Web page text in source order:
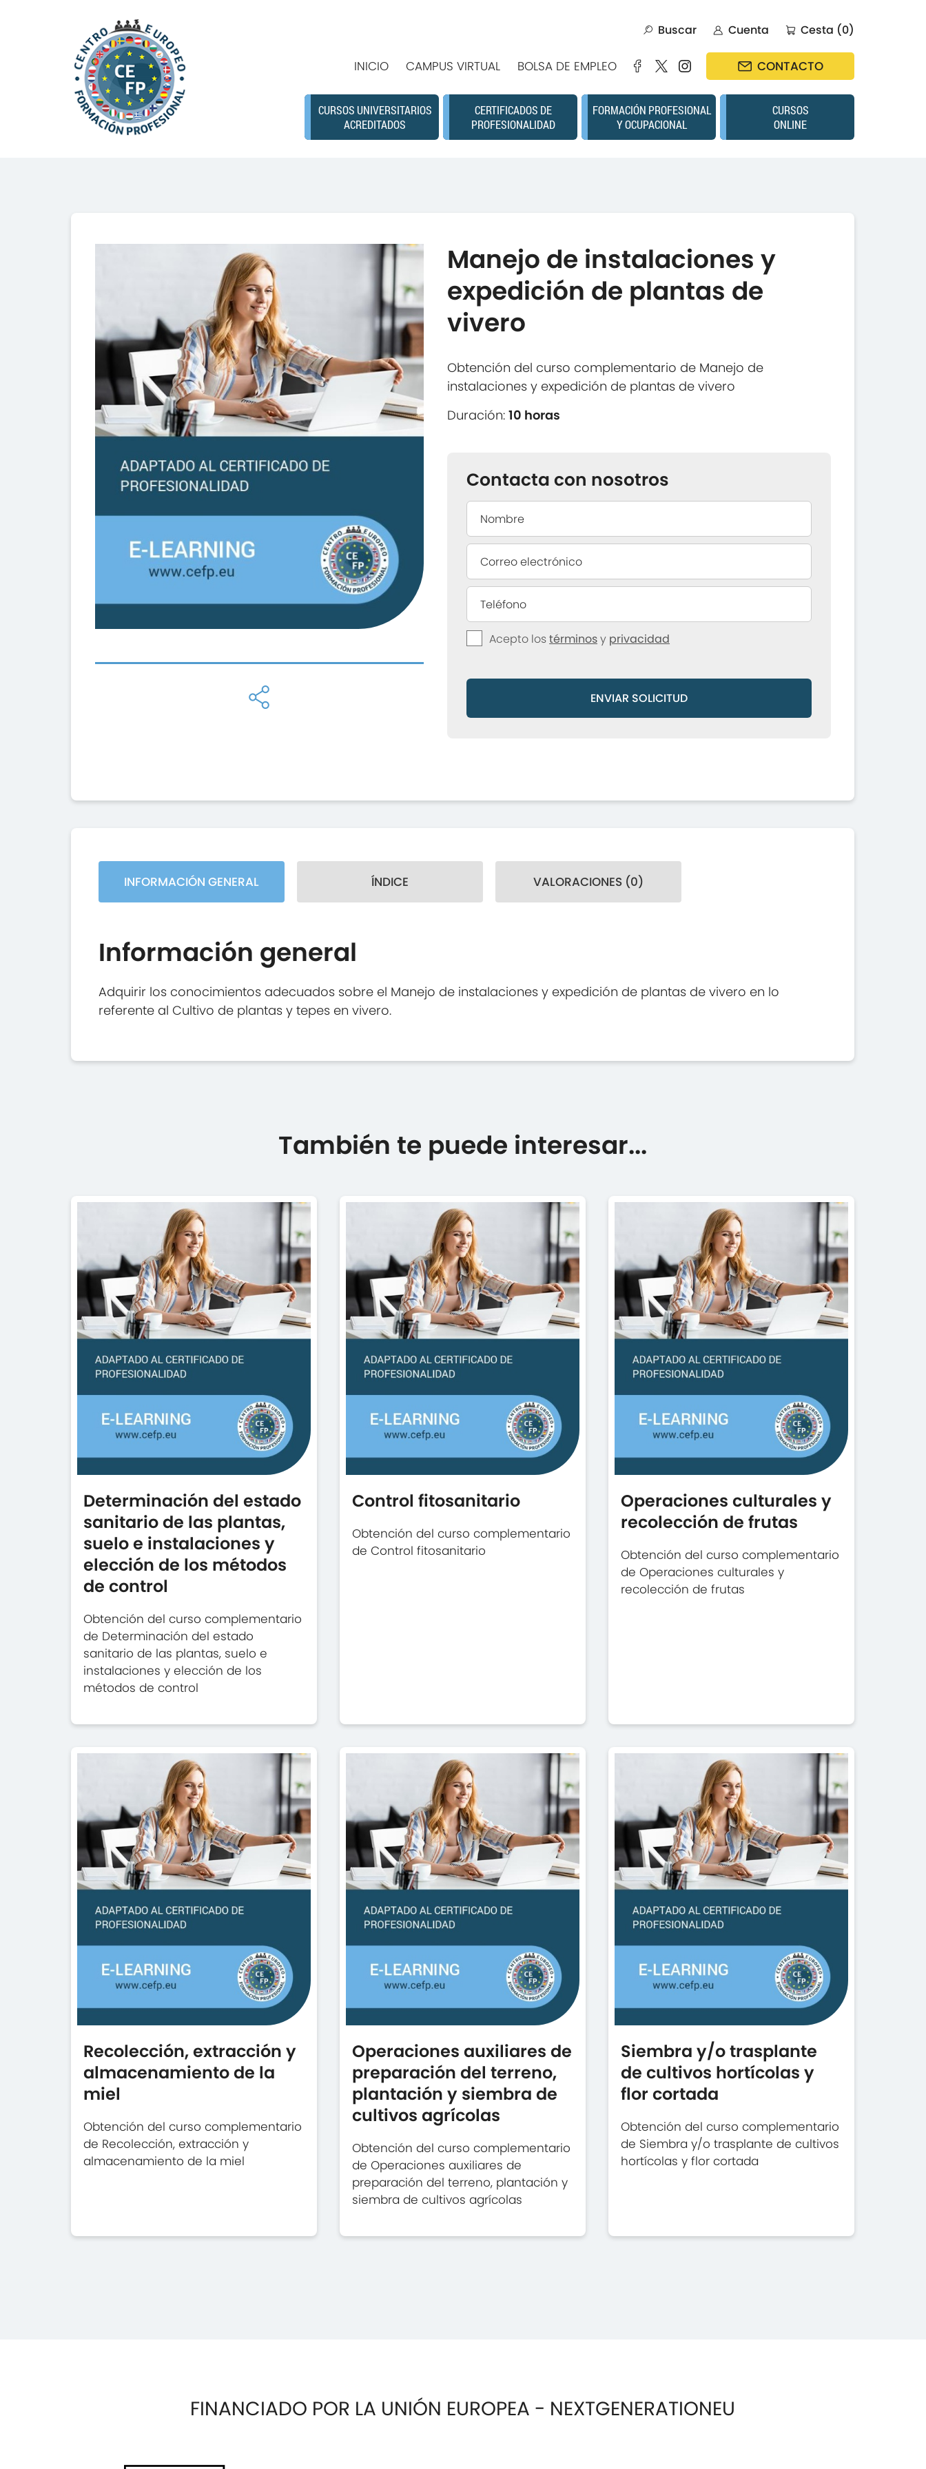
Buscar Cuenta Cesta (0)
INICIO CAMPUS VIRTUAL BOLSA DE EMPLEO CONTACTO
CURSOS UNIVERSITARIOS
ACREDITADOS
CERTIFICADOS DE
PROFESIONALIDAD
FORMACIÓN PROFESIONAL
Y OCUPACIONAL
CURSOS
ONLINE
Manejo de instalaciones y
expedición de plantas de
vivero
Obtención del curso complementario de Manejo de
instalaciones y expedición de plantas de vivero
Duración:10 horas
Contacta con nosotros
Acepto lostérminosy privacidad
ENVIAR SOLICITUD
INFORMACIÓN GENERAL ÍNDICE VALORACIONES (0)
Información general
Adquirir los conocimientos adecuados sobre el Manejo de instalaciones y expedición de plantas de vivero en lo
referente al Cultivo de plantas y tepes en vivero.
También te puede interesar...
Determinación del estado
sanitario de las plantas,
suelo e instalaciones y
elección de los métodos
de control
Obtención del curso complementario
de Determinación del estado
sanitario de las plantas, suelo e
instalaciones y elección de los
métodos de control
Control fitosanitario
Obtención del curso complementario
de Control fitosanitario
Operaciones culturales y
recolección de frutas
Obtención del curso complementario
de Operaciones culturales y
recolección de frutas
Recolección, extracción y
almacenamiento de la
miel
Obtención del curso complementario
de Recolección, extracción y
almacenamiento de la miel
Operaciones auxiliares de
preparación del terreno,
plantación y siembra de
cultivos agrícolas
Obtención del curso complementario
de Operaciones auxiliares de
preparación del terreno, plantación y
siembra de cultivos agrícolas
Siembra y/o trasplante
de cultivos hortícolas y
flor cortada
Obtención del curso complementario
de Siembra y/o trasplante de cultivos
hortícolas y flor cortada
FINANCIADO POR LA UNIÓN EUROPEA - NEXTGENERATIONEU